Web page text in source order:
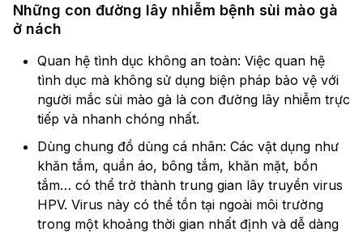
Những con đường lây nhiễm bệnh sùi mào gà
ở nách
Quan hệ tình dục không an toàn: Việc quan hệ
tình dục mà không sử dụng biện pháp bảo vệ với
người mắc sùi mào gà là con đường lây nhiễm trực
tiếp và nhanh chóng nhất.
Dùng chung đồ dùng cá nhân: Các vật dụng như
khăn tắm, quần áo, bông tắm, khăn mặt, bồn
tắm… có thể trở thành trung gian lây truyền virus
HPV. Virus này có thể tồn tại ngoài môi trường
trong một khoảng thời gian nhất định và dễ dàng